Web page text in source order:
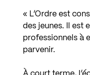
« L’Ordre est
des jeunes. Il est
professionnels à
parvenir.